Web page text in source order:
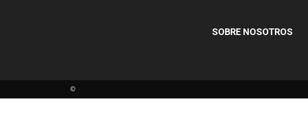
SOBRE NOSOTROS
©